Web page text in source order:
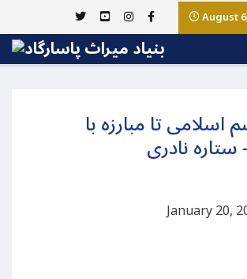
August
اسلامی تا مبارزه با
ستاره نادری